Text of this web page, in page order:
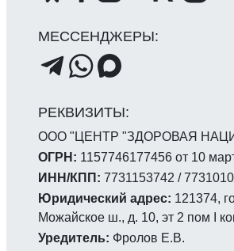
ООО "ЦЕНТР "ЗДОРОВАЯ
ОГРН: 1157746177456 от 10
ИНН/КПП: 7731153742 /
Юридический адрес: 121374,
Можайское ш., д. 10, эт 2 пом I
Уредитель: Фролов Е.В.